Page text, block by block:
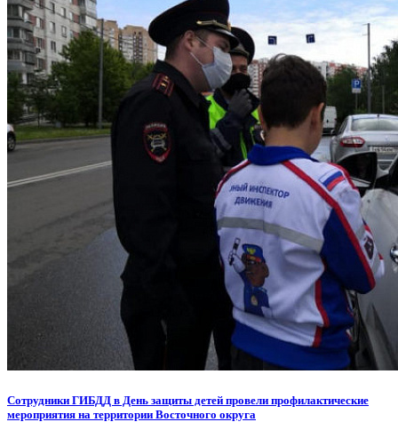
Сотрудники ГИБДД в День защиты детей провели профилактические
мероприятия на территории Восточного округа